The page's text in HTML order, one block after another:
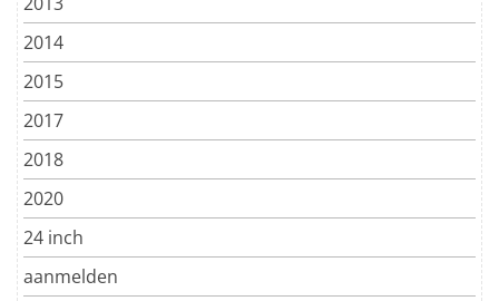
2014
2015
2017
2018
2020
24 inch
aanmelden